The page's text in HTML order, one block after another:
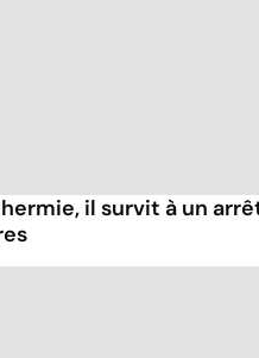
il survit à un